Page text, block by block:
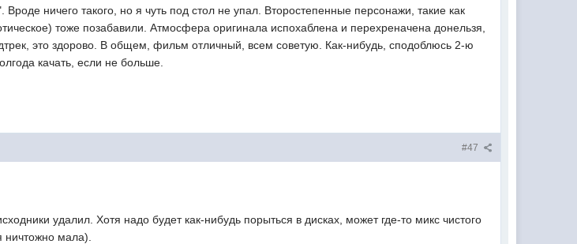
ничего такого, но я чуть под стол не упал. Второстепенные персонажи, такие как
тоже позабавили. Атмосфера оригинала испохаблена и перехреначена донельзя,
это здорово. В общем, фильм отличный, всем советую. Как-нибудь, сподоблюсь 2-ю
качать, если не больше.
#47
удалил. Хотя надо будет как-нибудь порыться в дисках, может где-то микс чистого
ничтожно мала).